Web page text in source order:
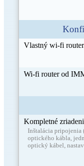
Vlastný wi-fi router
Wi-fi router od
Kompletné
Inštalácia pripojenia
optického kábla,
optický kábel,